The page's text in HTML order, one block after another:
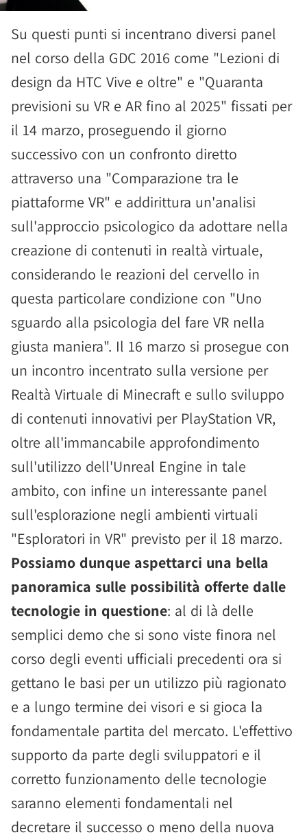
Su questi punti si incentrano diversi panel
nel corso della GDC 2016 come "Lezioni di
design da HTC Vive e oltre" e "Quaranta
previsioni su VR e AR fino al 2025" fissati per
il 14 marzo, proseguendo il giorno
successivo con un confronto diretto
attraverso una "Comparazione tra le
piattaforme VR" e addirittura un'analisi
sull'approccio psicologico da adottare nella
creazione di contenuti in realtà virtuale,
considerando le reazioni del cervello in
questa particolare condizione con "Uno
sguardo alla psicologia del fare VR nella
giusta maniera". Il 16 marzo si prosegue con
un incontro incentrato sulla versione per
Realtà Virtuale di Minecraft e sullo sviluppo
di contenuti innovativi per PlayStation VR,
oltre all'immancabile approfondimento
sull'utilizzo dell'Unreal Engine in tale
ambito, con infine un interessante panel
sull'esplorazione negli ambienti virtuali
"Esploratori in VR" previsto per il 18 marzo.
Possiamo dunque aspettarci una bella
panoramica sulle possibilità offerte dalle
tecnologie in questione: al di là delle
semplici demo che si sono viste finora nel
corso degli eventi ufficiali precedenti ora si
gettano le basi per un utilizzo più ragionato
e a lungo termine dei visori e si gioca la
fondamentale partita del mercato. L'effettivo
supporto da parte degli sviluppatori e il
corretto funzionamento delle tecnologie
saranno elementi fondamentali nel
decretare il successo o meno della nuova